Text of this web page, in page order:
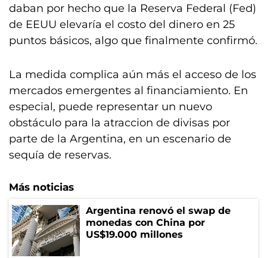
daban por hecho que la Reserva Federal (Fed)
de EEUU elevaría el costo del dinero en 25
puntos básicos, algo que finalmente confirmó.
La medida complica aún más el acceso de los
mercados emergentes al financiamiento. En
especial, puede representar un nuevo
obstáculo para la atraccion de divisas por
parte de la Argentina, en un escenario de
sequía de reservas.
Más noticias
Argentina renovó el swap de
monedas con China por
US$19.000 millones